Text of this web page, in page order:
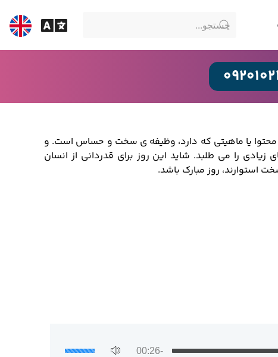
محتوا یا ماهیتی که دارد، وظیفه ی سخت و حساس است. و
را می طلبد. شاید این روز برای قدردانی از انسان
استوارند، روز مبارک باشد.
-00:26